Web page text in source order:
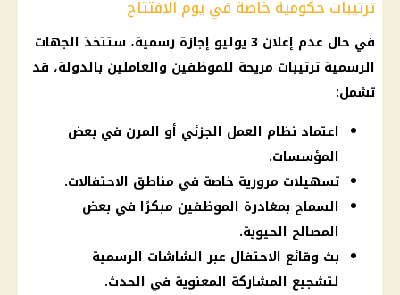
ترتيبات حكومية خاصة في يوم الافتتاح
في حال عدم إعلان 3 يوليو إجازة رسمية، ستتخذ الجهات
الرسمية ترتيبات مريحة للموظفين والعاملين بالدولة، قد
تشمل:
اعتماد نظام العمل الجزئي أو المرن في بعض
المؤسسات.
تسهيلات مرورية خاصة في مناطق الاحتفالات.
السماح بمغادرة الموظفين مبكرًا في بعض
المصالح الحيوية.
بث وقائع الاحتفال عبر الشاشات الرسمية
لتشجيع المشاركة المعنوية في الحدث.